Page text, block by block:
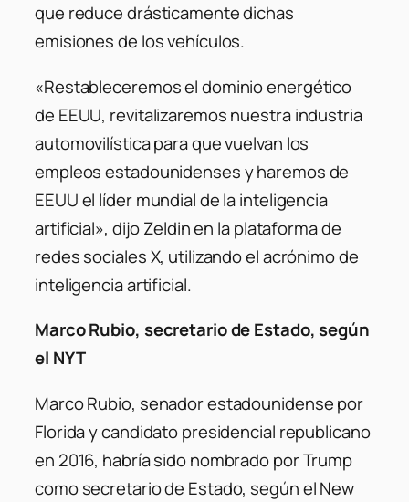
que reduce drásticamente dichas
emisiones de los vehículos.
«Restableceremos el dominio energético
de EEUU, revitalizaremos nuestra industria
automovilística para que vuelvan los
empleos estadounidenses y haremos de
EEUU el líder mundial de la inteligencia
artificial», dijo Zeldin en la plataforma de
redes sociales X, utilizando el acrónimo de
inteligencia artificial.
Marco Rubio, secretario de Estado, según
el NYT
Marco Rubio, senador estadounidense por
Florida y candidato presidencial republicano
en 2016, habría sido nombrado por Trump
como secretario de Estado, según el New